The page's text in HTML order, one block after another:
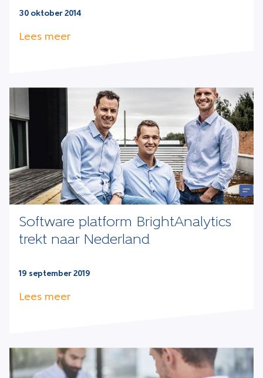
30 oktober 2014
Lees meer
Software platform BrightAnalytics
trekt naar Nederland
19 september 2019
Lees meer